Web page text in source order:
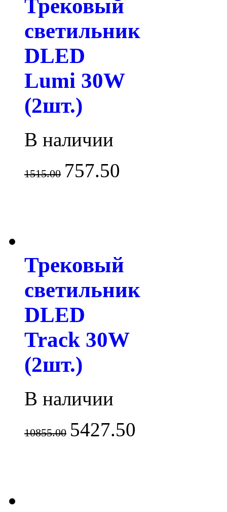
Трековый
светильник
DLED
Lumi 30W
(2шт.)
В наличии
1515.00 757.50
Трековый
светильник
DLED
Track 30W
(2шт.)
В наличии
10855.00 5427.50